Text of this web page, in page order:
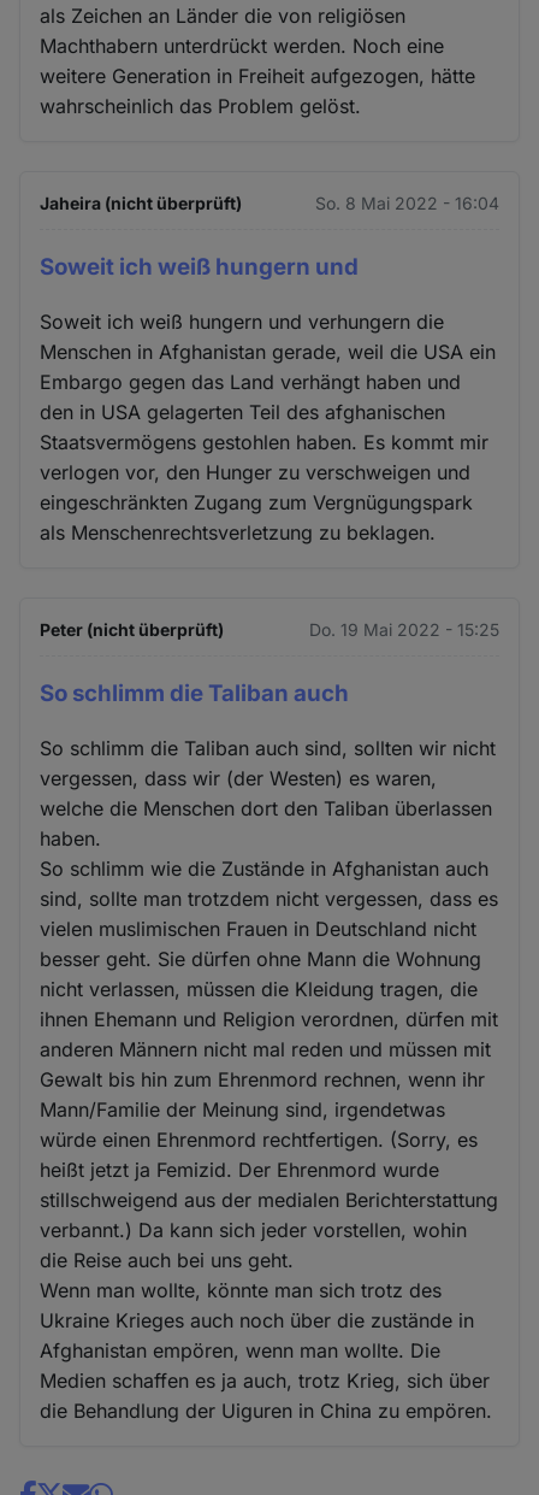
als Zeichen an Länder die von religiösen
Machthabern unterdrückt werden. Noch eine
weitere Generation in Freiheit aufgezogen, hätte
wahrscheinlich das Problem gelöst.
Jaheira (nicht überprüft) So. 8 Mai 2022 - 16:04
Soweit ich weiß hungern und
Soweit ich weiß hungern und verhungern die
Menschen in Afghanistan gerade, weil die USA ein
Embargo gegen das Land verhängt haben und
den in USA gelagerten Teil des afghanischen
Staatsvermögens gestohlen haben. Es kommt mir
verlogen vor, den Hunger zu verschweigen und
eingeschränkten Zugang zum Vergnügungspark
als Menschenrechtsverletzung zu beklagen.
Peter (nicht überprüft) Do. 19 Mai 2022 - 15:25
So schlimm die Taliban auch
So schlimm die Taliban auch sind, sollten wir nicht
vergessen, dass wir (der Westen) es waren,
welche die Menschen dort den Taliban überlassen
haben.
So schlimm wie die Zustände in Afghanistan auch
sind, sollte man trotzdem nicht vergessen, dass es
vielen muslimischen Frauen in Deutschland nicht
besser geht. Sie dürfen ohne Mann die Wohnung
nicht verlassen, müssen die Kleidung tragen, die
ihnen Ehemann und Religion verordnen, dürfen mit
anderen Männern nicht mal reden und müssen mit
Gewalt bis hin zum Ehrenmord rechnen, wenn ihr
Mann/Familie der Meinung sind, irgendetwas
würde einen Ehrenmord rechtfertigen. (Sorry, es
heißt jetzt ja Femizid. Der Ehrenmord wurde
stillschweigend aus der medialen Berichterstattung
verbannt.) Da kann sich jeder vorstellen, wohin
die Reise auch bei uns geht.
Wenn man wollte, könnte man sich trotz des
Ukraine Krieges auch noch über die zustände in
Afghanistan empören, wenn man wollte. Die
Medien schaffen es ja auch, trotz Krieg, sich über
die Behandlung der Uiguren in China zu empören.